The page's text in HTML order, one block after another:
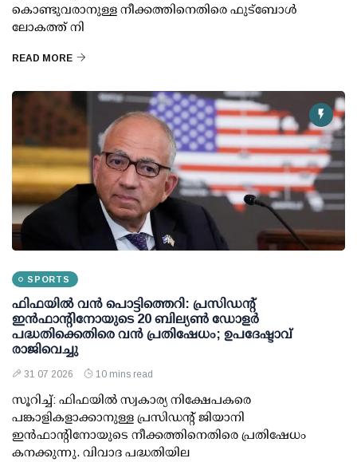
കൊണ്ടുവരാനുള്ള നീക്കത്തിനെതിരെ ഫുട്ബോള്‍
ലോകത്ത് നി
READ MORE
SPORTS
ഫിഫയില്‍ വന്‍ പൊട്ടിത്തെറി: പ്രസിഡന്റ്
ഇന്‍ഫാന്റിനോയുടെ 20 ബില്യണ്‍ ഡോളര്‍
പദ്ധതിക്കെതിരെ വന്‍ പ്രതിഷേധം; ഉപദേഷ്ടാവ്
രാജിവെച്ചു
31 07 2026 10 mins read
സൂറിച്ച്: ഫിഫയില്‍ സ്വകാര്യ നിക്ഷേപകരെ
പങ്കാളികളാക്കാനുള്ള പ്രസിഡന്റ് ജിയാനി
ഇന്‍ഫാന്റിനോയുടെ നീക്കത്തിനെതിരെ പ്രതിഷേധം
കനക്കുന്നു. വിവാദ പദ്ധതിയില